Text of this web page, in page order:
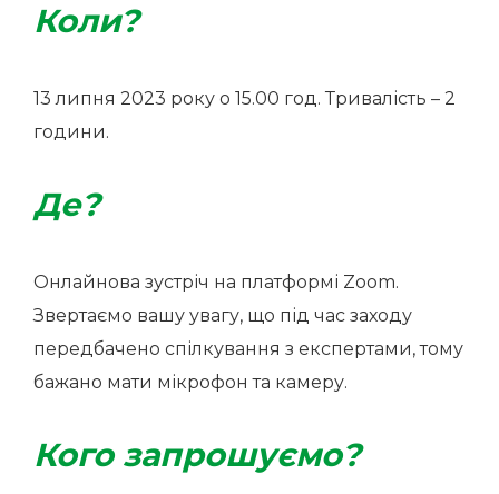
Коли?
13 липня 2023 року о 15.00 год. Тривалість – 2
години.
Де?
Онлайнова зустріч на платформі Zoom.
Звертаємо вашу увагу, що під час заходу
передбачено спілкування з експертами, тому
бажано мати мікрофон та камеру.
Кого запрошуємо?